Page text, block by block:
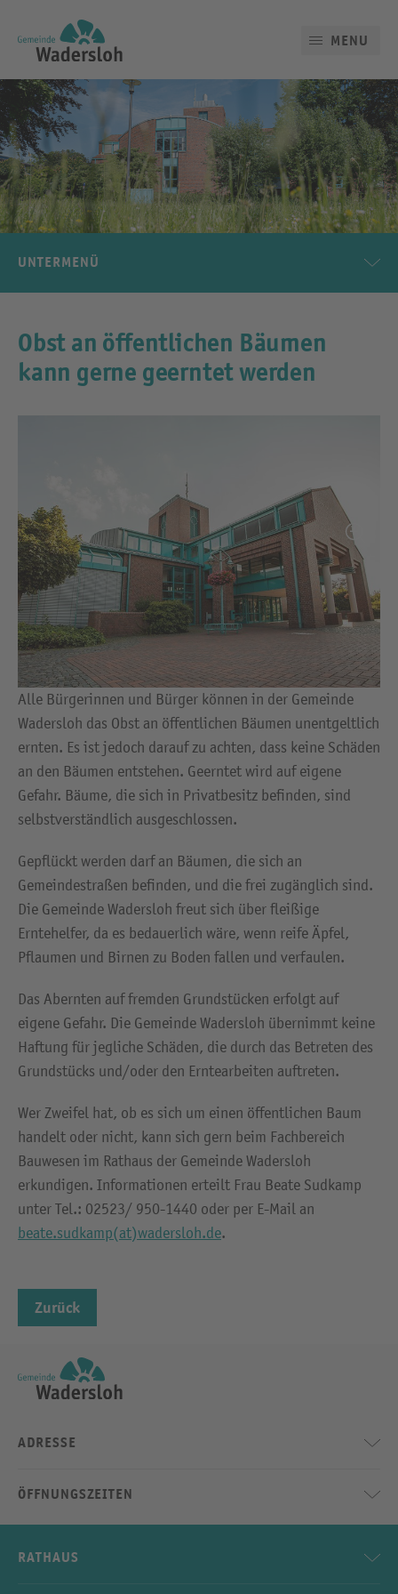
MENU
UNTERMENÜ
Obst an öffentlichen Bäumen
kann gerne geerntet werden
Alle Bürgerinnen und Bürger können in der Gemeinde
Wadersloh das Obst an öffentlichen Bäumen unentgeltlich
ernten. Es ist jedoch darauf zu achten, dass keine Schäden
an den Bäumen entstehen. Geerntet wird auf eigene
Gefahr. Bäume, die sich in Privatbesitz befinden, sind
selbstverständlich ausgeschlossen.
Gepflückt werden darf an Bäumen, die sich an
Gemeindestraßen befinden, und die frei zugänglich sind.
Die Gemeinde Wadersloh freut sich über fleißige
Erntehelfer, da es bedauerlich wäre, wenn reife Äpfel,
Pflaumen und Birnen zu Boden fallen und verfaulen.
Das Abernten auf fremden Grundstücken erfolgt auf
eigene Gefahr. Die Gemeinde Wadersloh übernimmt keine
Haftung für jegliche Schäden, die durch das Betreten des
Grundstücks und/oder den Erntearbeiten auftreten.
Wer Zweifel hat, ob es sich um einen öffentlichen Baum
handelt oder nicht, kann sich gern beim Fachbereich
Bauwesen im Rathaus der Gemeinde Wadersloh
erkundigen. Informationen erteilt Frau Beate Sudkamp
unter Tel.: 02523/ 950-1440 oder per E-Mail an
beate.sudkamp(at)wadersloh.de.
Zurück
ADRESSE
ÖFFNUNGSZEITEN
RATHAUS